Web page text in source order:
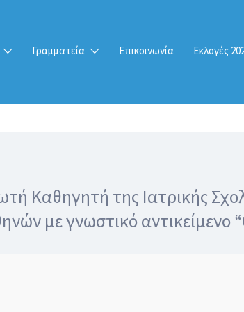
Γραμματεία Επικοινωνία Εκλογές
Καθηγητή της Ιατρικής
με γνωστικό αντικείμενο